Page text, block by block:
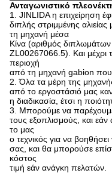
Ανταγωνιστικό
1. JINLIDA η επιχείρηση
διπλής στριμμένης
τη μηχανή μέσα
Κίνα (αριθμός
ZL00267066.5). Και μέχρι
περιοχή
από τη μηχανή gabion που
2. Όλα τα μέρη της
από το εργοστάσιό μας
η διαδικασία, έτσι η
3. Μπορούμε να
τους εξοπλισμούς, και
το μας
ο τεχνικός για να
σας, και θα μπορούσε
κόστος
τιμή εάν ανάγκη πελατών.